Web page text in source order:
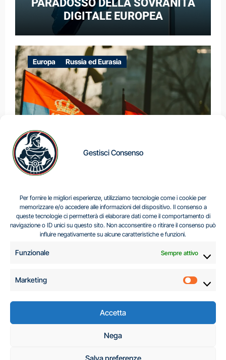
Gestisci Consenso
Per fornire le migliori esperienze, utilizziamo tecnologie come i cookie per
memorizzare e/o accedere alle informazioni del dispositivo. Il consenso a
queste tecnologie ci permetterà di elaborare dati come il comportamento di
navigazione o ID unici su questo sito. Non acconsentire o ritirare il consenso può
influire negativamente su alcune caratteristiche e funzioni.
Funzionale Sempre attivo
Marketing
Accetta
Nega
Salva preferenze
PARADOSSO DELLA SOVRANITÀ
DIGITALE EUROPEA
Europa Russia ed Eurasia
Centro Analisi e Studi Italus © Tutti i diritti riservati
C.A.S.I. – Centro
Analisi e Studi Italus